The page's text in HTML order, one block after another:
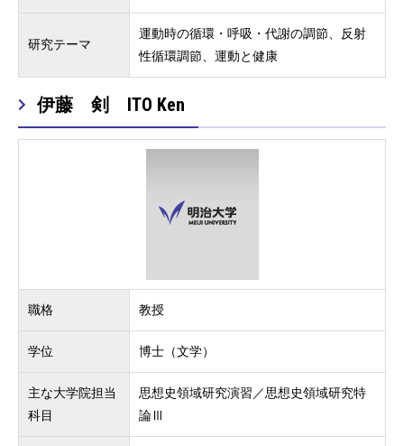
研究テーマ
運動時の循環・呼吸・代謝の調節、反射
性循環調節、運動と健康
伊藤 剣 ITO Ken
職格 教授
学位 博士（文学）
主な大学院担当
科目
思想史領域研究演習／思想史領域研究特
論Ⅲ